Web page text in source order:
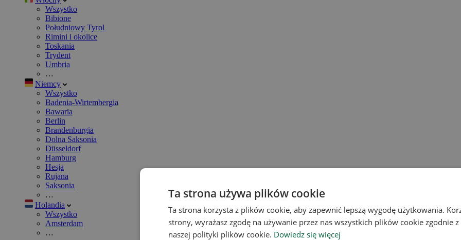
Wszystko
Bibione
Południowy Tyrol
Rimini i okolice
Toskania
Trydent
Umbria
…
Niemcy
Wszystko
Badenia-Wirtembergia
Bawaria
Berlin
Brandenburgia
Dolna Saksonia
Düsseldorf
Hamburg
Hesja
Rujana
Saksonia
…
Holandia
Wszystko
Amsterdam
…
Ta strona używa plików cookie
Ta strona korzysta z plików cookie, aby zapewnić lepszą wygodę użytkowania.
strony, wyrażasz zgodę na używanie przez nas wszystkich plików cookie zgodnie
naszej polityki plików cookie. Dowiedz się więcej